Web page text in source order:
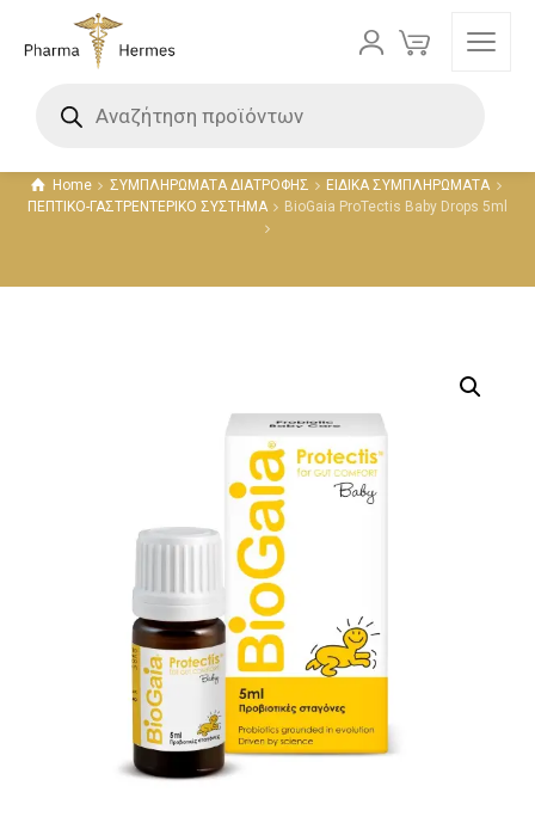
Home ΣΥΜΠΛΗΡΩΜΑΤΑ ΔΙΑΤΡΟΦΗΣ
ΕΙΔΙΚΑ ΣΥΜΠΛΗΡΩΜΑΤΑ
ΠΕΠΤΙΚΟ-ΓΑΣΤΡΕΝΤΕΡΙΚΟ ΣΥΣΤΗΜΑ
BioGaia ProTectis Baby Drops 5ml